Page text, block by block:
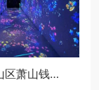
杭州萧山区萧山钱江世纪城附近酒吧招聘包厢陪唱,用什么招聘平台好